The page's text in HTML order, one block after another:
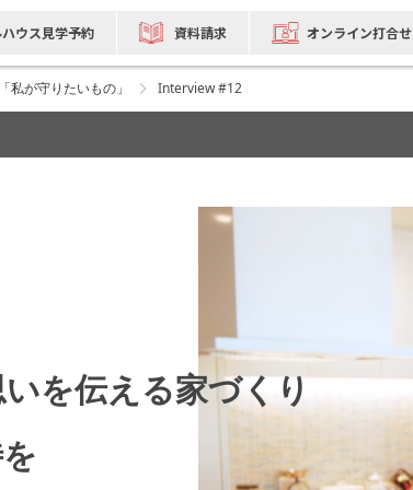
ウス見学予約 資料請求 オンライン打合せ
私が守りたいもの」 Interview #12
を伝える家づくり